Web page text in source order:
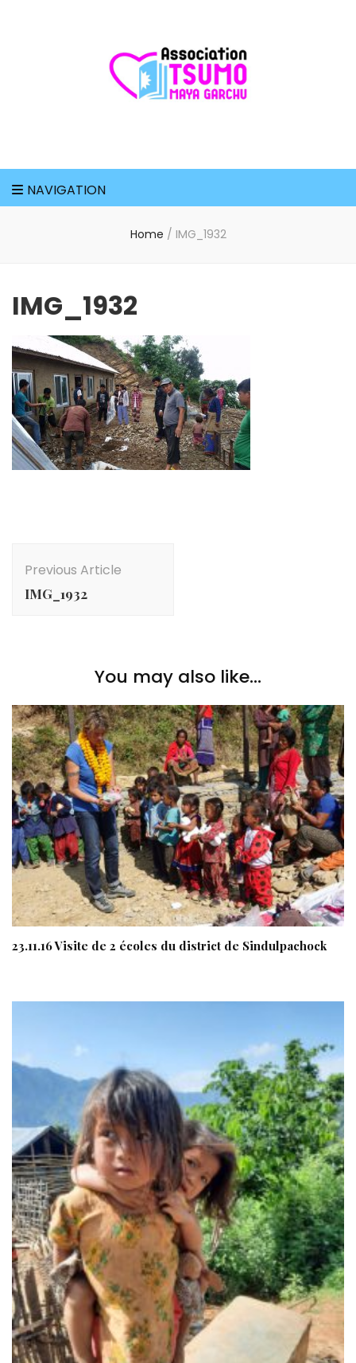
Tsumo Maya
Garchu
NAVIGATION
Home / IMG_1932
IMG_1932
Navigation
Previous Article
IMG_1932
You may also like...
23.11.16 Visite de 2 écoles du district de Sindulpachock